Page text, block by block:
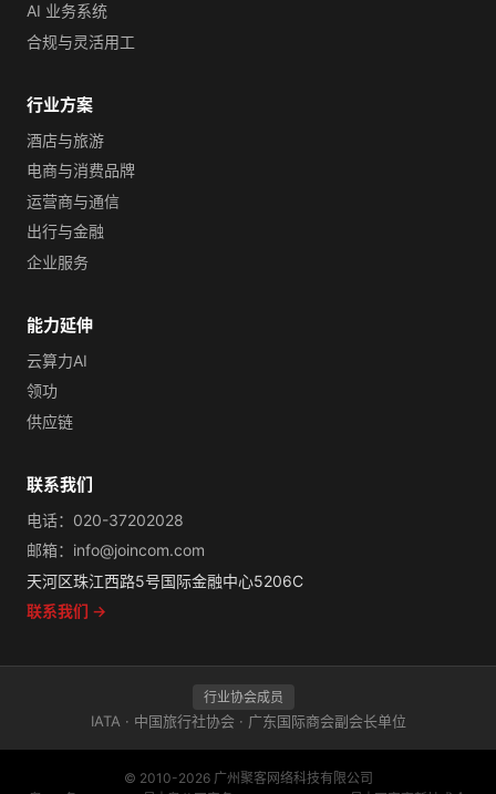
AI 业务系统
合规与灵活用工
行业方案
酒店与旅游
电商与消费品牌
运营商与通信
出行与金融
企业服务
能力延伸
云算力AI
领功
供应链
联系我们
电话：020-37202028
邮箱：info@joincom.com
天河区珠江西路5号国际金融中心5206C
联系我们 →
行业协会成员
IATA · 中国旅行社协会 · 广东国际商会副会长单位
© 2010-2026 广州聚客网络科技有限公司